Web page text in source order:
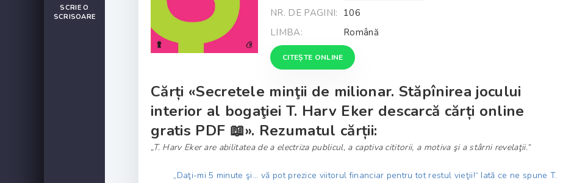
SCRIE O
SCRISOARE
NR. DE PAGINI: 106
LIMBA:
Română
CITEȘTE ONLINE
Cărți «Secretele minţii de milionar. Stăpînirea jocului
interior al bogaţiei T. Harv Eker descarcă cărți online
gratis PDF 📖». Rezumatul cărții:
„T. Harv Eker are abilitatea de a electriza publicul, a captiva cititorii, a motiva şi a stârni revelaţii.“
„Daţi-mi 5 minute şi... vă pot prezice viitorul financiar pentru tot restul vieţii!“ Iată ce ne spune T.